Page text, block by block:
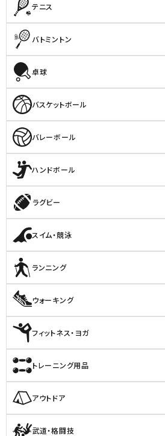
テニス
バトミントン
卓球
バスケットボール
バレーボール
ハンドボール
ラグビー
スイム・競泳
ランニング
ウォーキング
フィットネス・ヨガ
トレーニング用品
アウトドア
武道・格闘技